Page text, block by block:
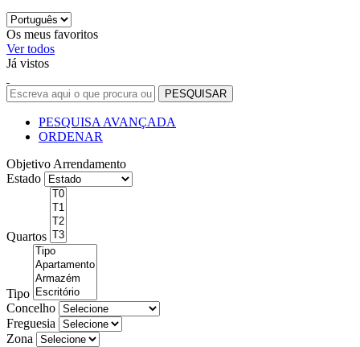
Os meus favoritos
Ver todos
Já vistos
PESQUISA AVANÇADA
ORDENAR
Objetivo Arrendamento
Estado
Quartos
Tipo
Concelho
Freguesia
Zona